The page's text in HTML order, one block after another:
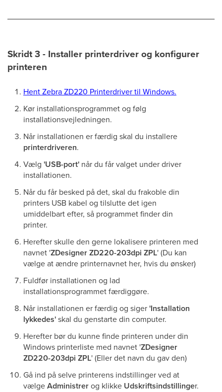
Skridt 3 - Installer printerdriver og konfigurer
printeren
Hent Zebra ZD220 Printerdriver til Windows.
Kør installationsprogrammet og følg
installationsvejledningen.
Når installationen er færdig skal du installere
printerdriveren.
Vælg 'USB-port' når du får valget under driver
installationen.
Når du får besked på det, skal du frakoble din
printers USB kabel og tilslutte det igen
umiddelbart efter, så programmet finder din
printer.
Herefter skulle den gerne lokalisere printeren med
navnet 'ZDesigner ZD220-203dpi ZPL' (Du kan
vælge at ændre printernavnet her, hvis du ønsker)
Fuldfør installationen og lad
installationsprogrammet færdiggøre.
Når installationen er færdig og siger'Installation
lykkedes'skal du genstarte din computer.
Herefter bør du kunne finde printeren under din
Windows printerliste med navnet 'ZDesigner
ZD220-203dpi ZPL' (Eller det navn du gav den)
Gå ind på selve printerens indstillinger ved at
vælgeAdministrerog klikke Udskriftsindstillinger.